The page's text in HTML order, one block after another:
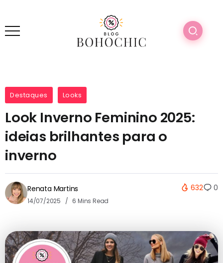
Destaques Looks
Look Inverno Feminino 2025:
ideias brilhantes para o
inverno
Renata Martins
14/07/2025 6 Mins Read
632 0